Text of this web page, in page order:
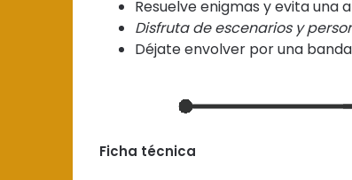
Resuelve enigmas y evita
Disfruta de escenarios y
Déjate envolver por una
Ficha técnica